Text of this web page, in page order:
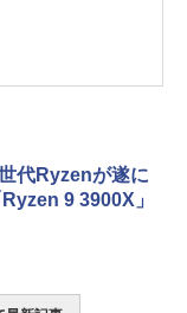
代Ryzenが遂に
9 3900X」